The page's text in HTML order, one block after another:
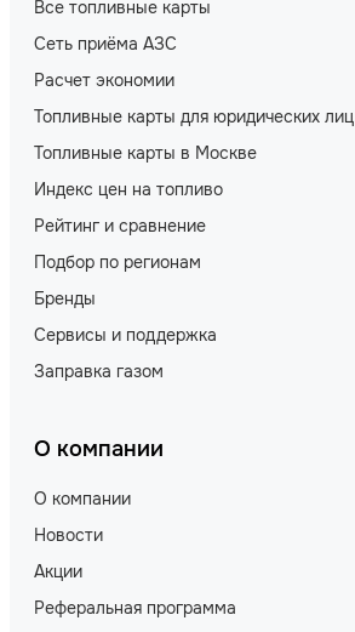
Все топливные карты
Сеть приёма АЗС
Расчет экономии
Топливные карты для юридических лиц
Топливные карты в Москве
Индекс цен на топливо
Рейтинг и сравнение
Подбор по регионам
Бренды
Сервисы и поддержка
Заправка газом
О компании
О компании
Новости
Акции
Реферальная программа